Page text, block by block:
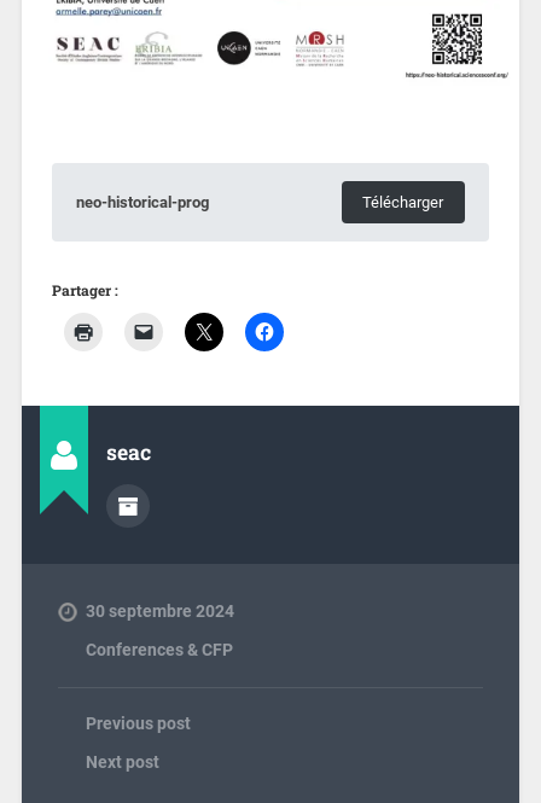
neo-historical-prog Télécharger
Partager :
seac
30 septembre 2024
Conferences & CFP
Previous post
Next post